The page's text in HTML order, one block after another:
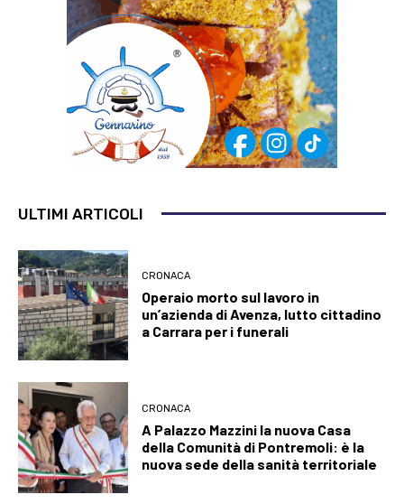
ULTIMI ARTICOLI
CRONACA
Operaio morto sul lavoro in
un’azienda di Avenza, lutto cittadino
a Carrara per i funerali
CRONACA
A Palazzo Mazzini la nuova Casa
della Comunità di Pontremoli: è la
nuova sede della sanità territoriale